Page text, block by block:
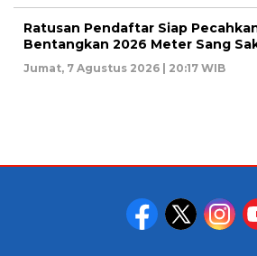
Ratusan Pendaftar Siap
Bentangkan 2026 Meter Sang
Jumat, 7 Agustus 2026 | 20:17 WIB